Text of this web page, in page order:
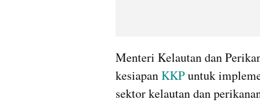
Menteri Kelautan dan
kesiapan KKP untuk
sektor kelautan dan